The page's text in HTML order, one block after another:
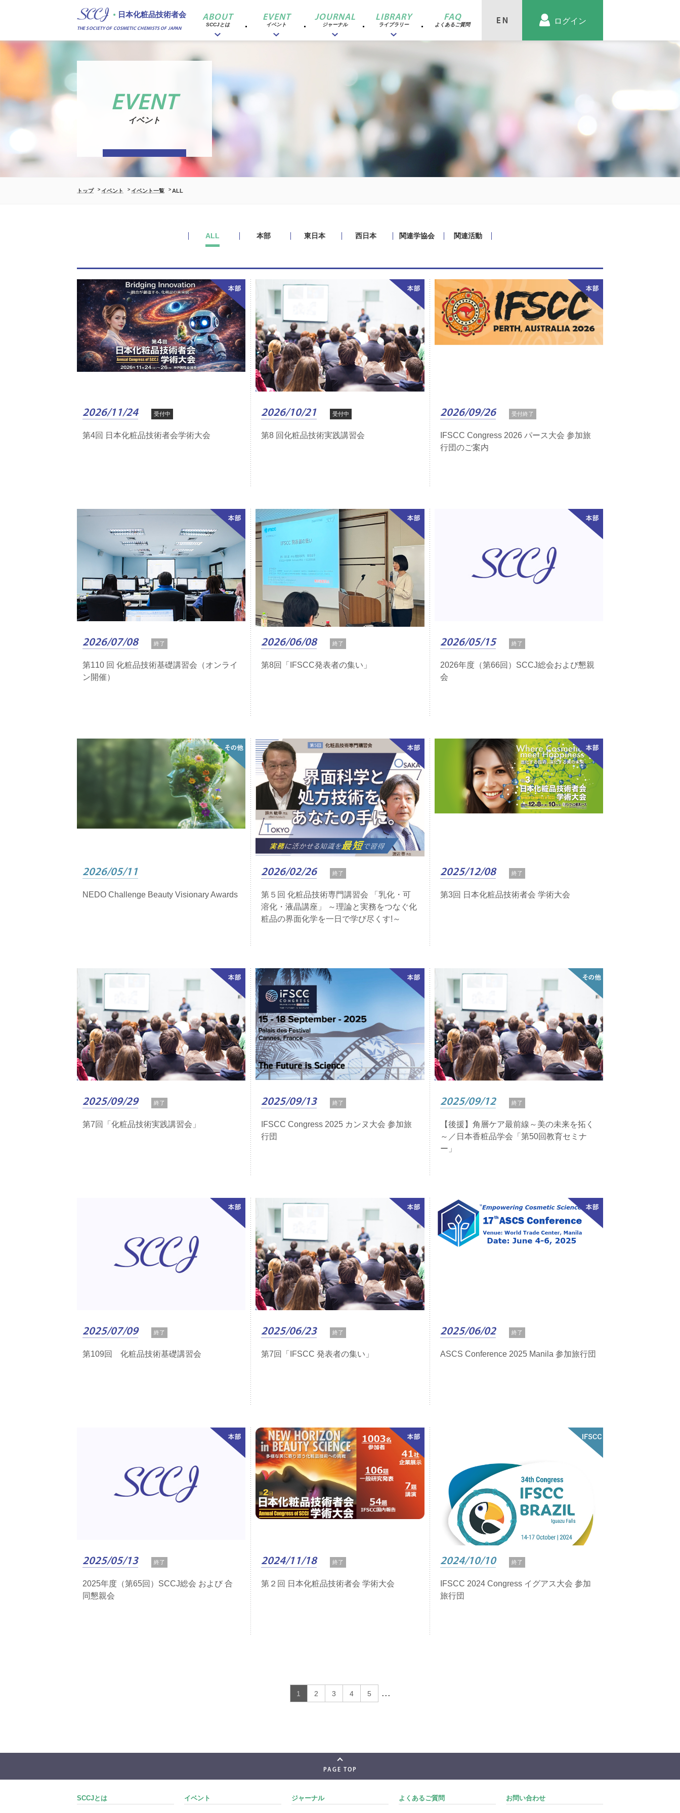
日本化粧品技術者会
THE SOCIETY OF COSMETIC CHEMISTS OF JAPAN
ログイン
ABOUT
SCCJとは
EVENT
イベント
JOURNAL
ジャーナル
LIBRARY
ライブラリー
FAQ
よくあるご質問
EVENT
イベント
トップ イベント イベント一覧 ALL
ALL 本部 東日本 西日本 関連学協会 関連活動
2026/11/24 受付中
第4回 日本化粧品技術者会学術大会
2026/10/21 受付中
第8 回化粧品技術実践講習会
2026/09/26 受付終了
IFSCC Congress 2026 パース大会 参加旅
行団のご案内
2026/07/08 終了
第110 回 化粧品技術基礎講習会（オンライ
ン開催）
2026/06/08 終了
第8回「IFSCC発表者の集い」
2026/05/15 終了
2026年度（第66回）SCCJ総会および懇親
会
2026/05/11
NEDO Challenge Beauty Visionary Awards
2026/02/26 終了
第５回 化粧品技術専門講習会 「乳化・可
溶化・液晶講座」 ～理論と実務をつなぐ化
粧品の界面化学を一日で学び尽くす!～
2025/12/08 終了
第3回 日本化粧品技術者会 学術大会
2025/09/29 終了
第7回「化粧品技術実践講習会」
2025/09/13 終了
IFSCC Congress 2025 カンヌ大会 参加旅
行団
2025/09/12 終了
【後援】角層ケア最前線～美の未来を拓く
～／日本香粧品学会「第50回教育セミナ
ー」
2025/07/09 終了
第109回 化粧品技術基礎講習会
2025/06/23 終了
第7回「IFSCC 発表者の集い」
2025/06/02 終了
ASCS Conference 2025 Manila 参加旅行団
2025/05/13 終了
2025年度（第65回）SCCJ総会 および 合
同懇親会
2024/11/18 終了
第２回 日本化粧品技術者会 学術大会
2024/10/10 終了
IFSCC 2024 Congress イグアス大会 参加
旅行団
1 2 3 4 5 ...
PAGE TOP
SCCJとは イベント ジャーナル よくあるご質問 お問い合わせ